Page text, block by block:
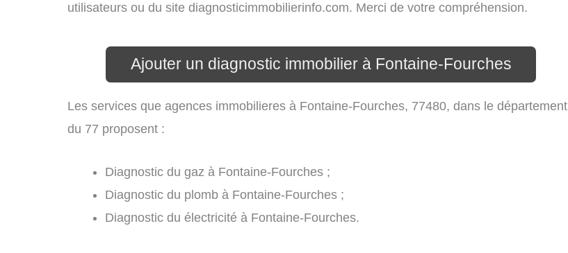
utilisateurs ou du site diagnosticimmobilierinfo.com. Merci de votre compréhension.
Ajouter un diagnostic immobilier à Fontaine-Fourches
Les services que agences immobilieres à Fontaine-Fourches, 77480, dans le département
du 77 proposent :
Diagnostic du gaz à Fontaine-Fourches ;
Diagnostic du plomb à Fontaine-Fourches ;
Diagnostic du électricité à Fontaine-Fourches.